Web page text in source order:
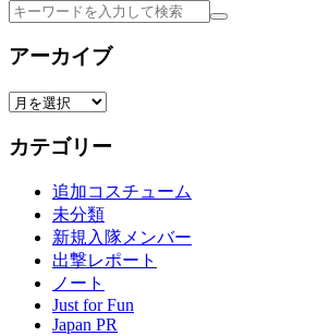
検
アーカイブ
ア
カ
カテゴリー
追加コスチューム
未分類
新規入隊メンバー
出撃レポート
ノート
Just for Fun
Japan PR